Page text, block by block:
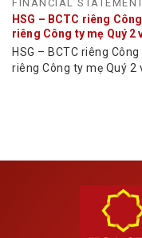
FINANCIAL
HSG – BCTC riêng
riêng Công ty mẹ Quý 2
2022
HSG – BCTC riêng
riêng Công ty mẹ Quý 2